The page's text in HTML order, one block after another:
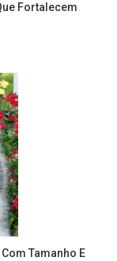
Fortalecem
Tamanho E